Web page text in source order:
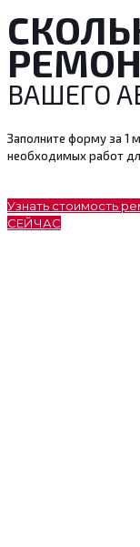
ВАШЕГО
Заполните форму за 1
необходимых работ
Узнать стоимость
СЕЙЧАС